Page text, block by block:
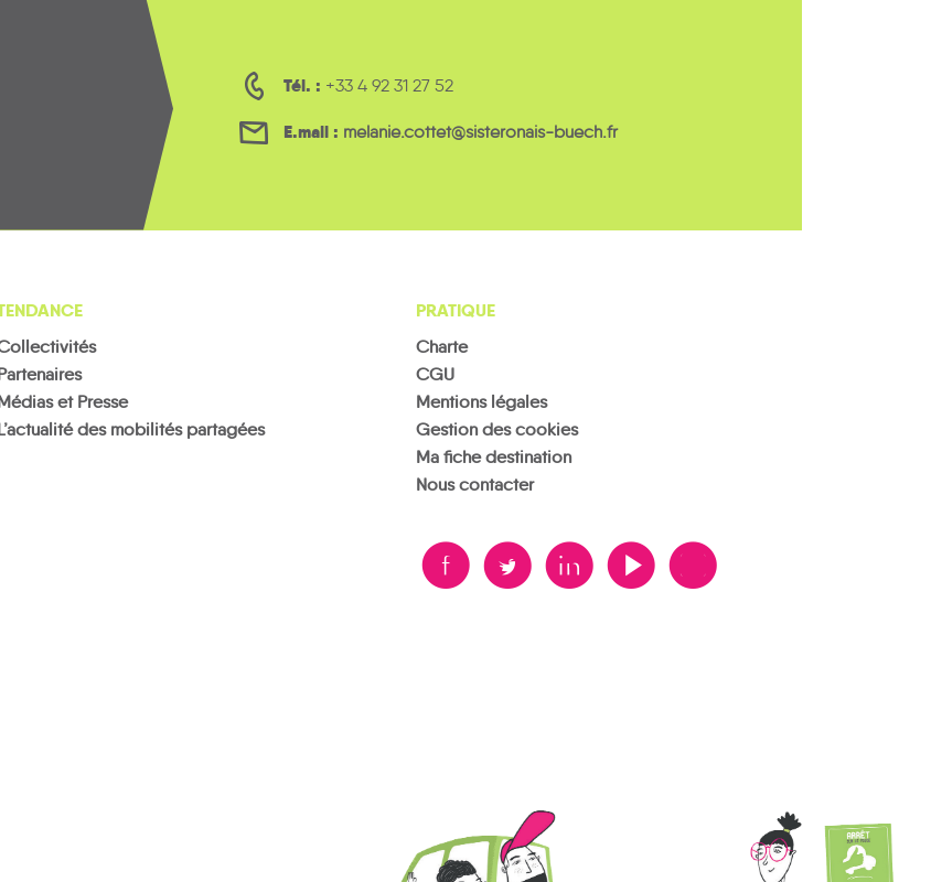
Tél. : +33 4 92 31 27 52
E.mail : melanie.cottet@sisteronais-buech.fr
et Presse
des mobilités partagées
PRATIQUE
Charte
CGU
Mentions légales
Gestion des cookies
Ma fiche destination
Nous contacter
B A D F V